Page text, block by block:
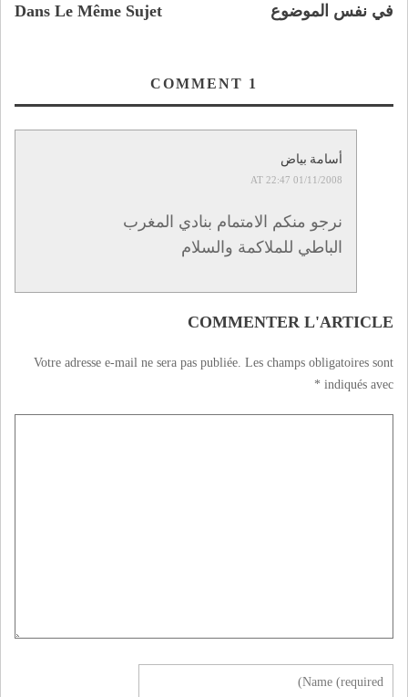
Dans Le Même Sujet في نفس الموضوع
1
أسامة بياض
01/11/2008 AT 22:47
نرجو منكم الامتمام بنادي المغرب
الباطي للملاكمة والسلام
COMMENTER L'ARTICLE
Votre adresse e-mail ne sera pas publiée. Les champs obligatoires sont
indiqués avec
*